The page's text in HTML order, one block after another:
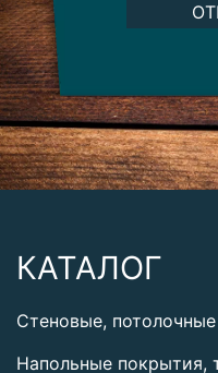
КАТАЛОГ
Стеновые,
Напольные покрытия,